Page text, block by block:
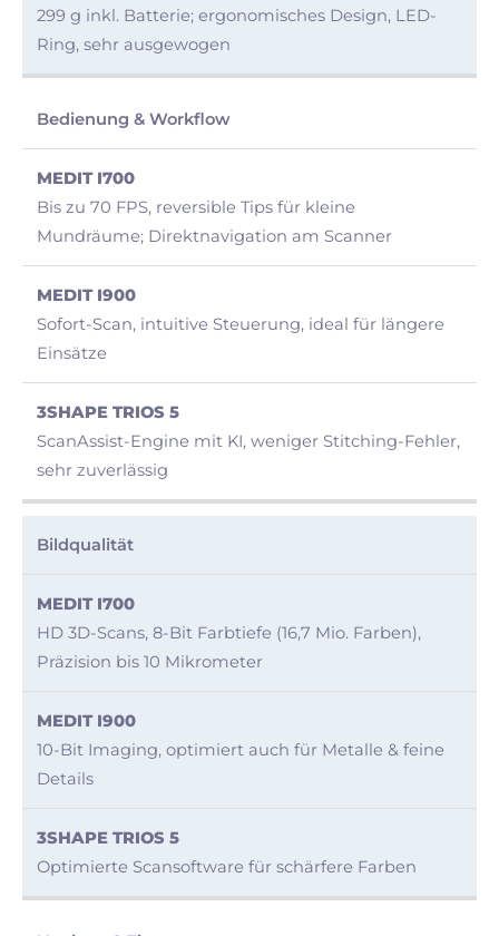
299 g inkl. Batterie; ergonomisches Design, LED-
Ring, sehr ausgewogen
Bedienung & Workflow
Bis zu 70 FPS, reversible Tips für kleine
Mundräume; Direktnavigation am Scanner
Sofort-Scan, intuitive Steuerung, ideal für längere
Einsätze
ScanAssist-Engine mit KI, weniger Stitching-Fehler,
sehr zuverlässig
Bildqualität
HD 3D-Scans, 8-Bit Farbtiefe (16,7 Mio. Farben),
Präzision bis 10 Mikrometer
10-Bit Imaging, optimiert auch für Metalle & feine
Details
Optimierte Scansoftware für schärfere Farben